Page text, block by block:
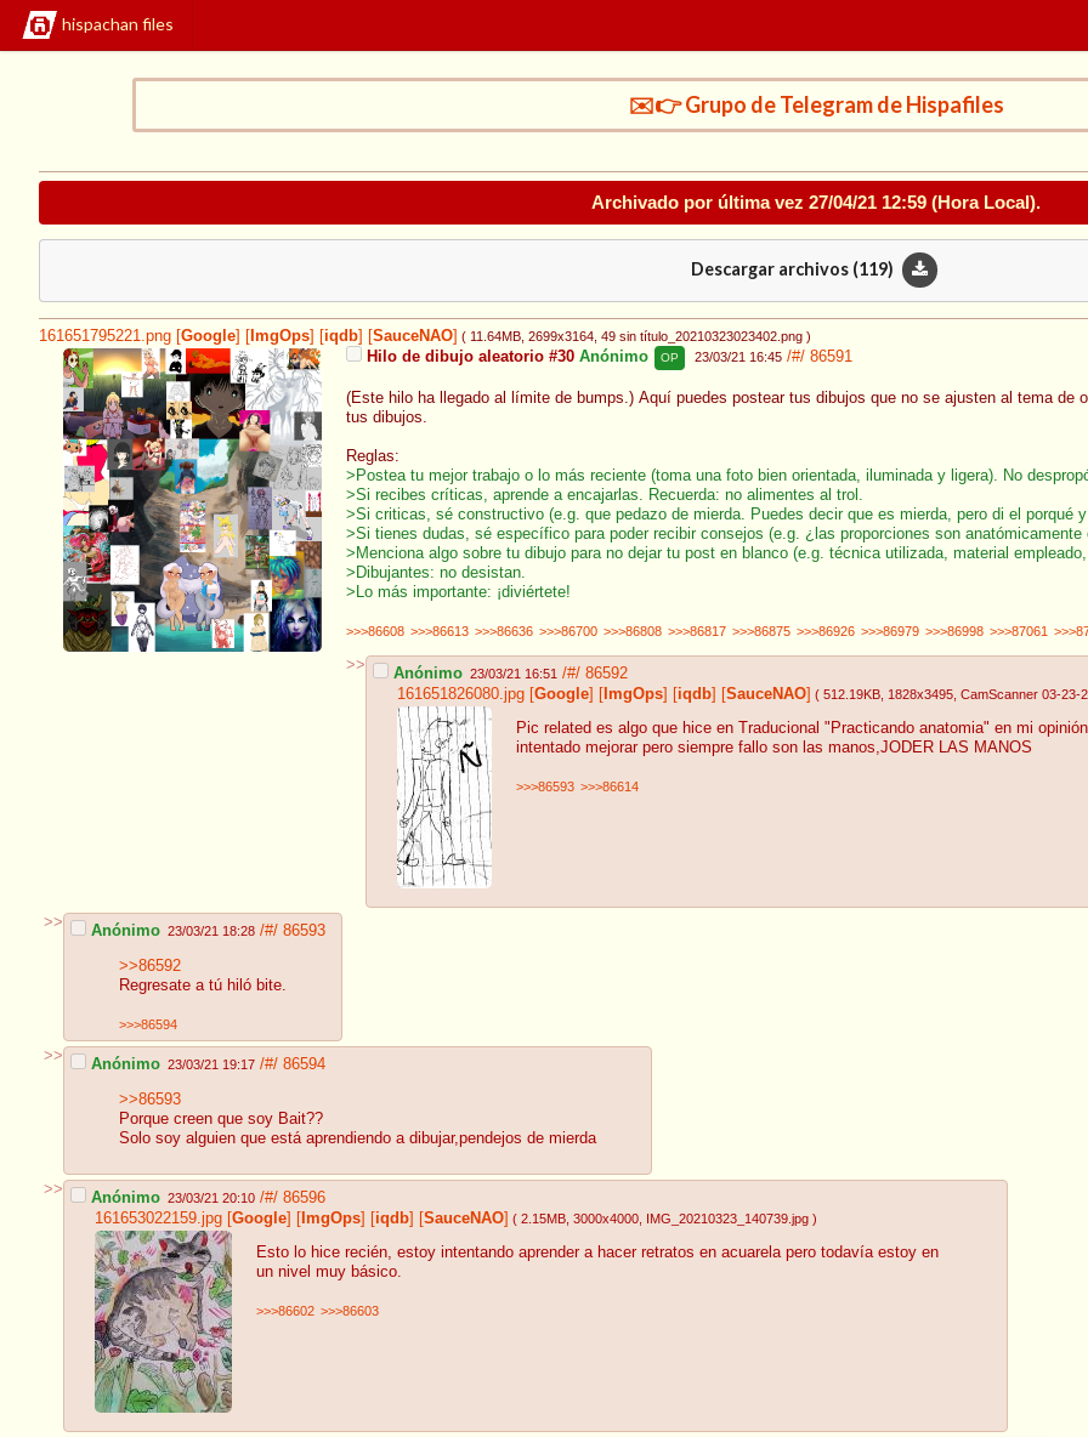
hispachan files
✉️👉 Grupo de Telegram de Hispafiles
Archivado por última vez 27/04/21 12:59 (Hora Local).
Descargar archivos (119)
161651795221.png Google ImgOps iqdb SauceNAO ( 11.64MB , 2699x3164 , 49 sin título_20210323023402.png )
Hilo de dibujo aleatorio #30 Anónimo OP 23/03/21 16:45 /#/ 86591
(Este hilo ha llegado al límite de bumps.) Aquí puedes postear tus dibujos que no se ajusten al tema de
tus dibujos.
Reglas:
>Postea tu mejor trabajo o lo más reciente (toma una foto bien orientada, iluminada y ligera). No
>Si recibes críticas, aprende a encajarlas. Recuerda: no alimentes al trol.
>Si criticas, sé constructivo (e.g. que pedazo de mierda. Puedes decir que es mierda, pero di el porqué y
>Si tienes dudas, sé específico para poder recibir consejos (e.g. ¿las proporciones son anatómicamente
>Menciona algo sobre tu dibujo para no dejar tu post en blanco (e.g. técnica utilizada, material
>Dibujantes: no desistan.
>Lo más importante: ¡diviértete!
>>>86608 >>>86613 >>>86636 >>>86700 >>>86808 >>>86817 >>>86875 >>>86926 >>>86979 >>>86998 >>>87061
>> Anónimo 23/03/21 16:51 /#/ 86592
161651826080.jpg [Google] [ ImgOps] [iqdb] [SauceNAO] ( 512.19KB , 1828x3495 , CamScanner 03-23-
Pic related es algo que hice en Traducional "Practicando anatomia" en mi
intentado mejorar pero siempre fallo son las manos,JODER LAS MANOS
>>>86593 >>>86614
>> Anónimo 23/03/21 18:28 /#/ 86593
>>86592
Regresate a tú hiló bite.
>>>86594
>> Anónimo 23/03/21 19:17 /#/ 86594
>>86593
Porque creen que soy Bait??
Solo soy alguien que está aprendiendo a dibujar,pendejos de mierda
>> Anónimo 23/03/21 20:10 /#/ 86596
161653022159.jpg [Google] [ ImgOps] [iqdb] [SauceNAO] ( 2.15MB , 3000x4000 , IMG_20210323_140739.jpg )
Esto lo hice recién, estoy intentando aprender a hacer retratos en acuarela pero todavía estoy en
un nivel muy básico.
>>>86602 >>>86603